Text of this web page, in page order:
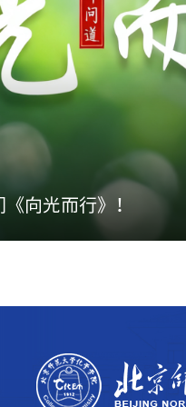
向光而行》！